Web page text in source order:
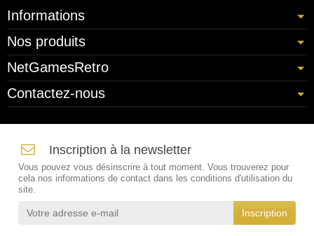
Informations
Nos produits
NetGamesRetro
Contactez-nous
Inscription à la newsletter
Vous pouvez vous désinscrire à tout moment. Vous trouverez pour
cela nos informations de contact dans les conditions d'utilisation du
site.